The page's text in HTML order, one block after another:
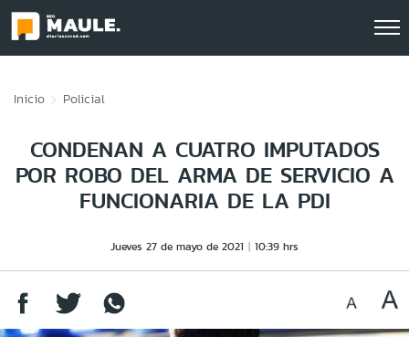
Inicio Policial
CONDENAN A CUATRO IMPUTADOS
POR ROBO DEL ARMA DE SERVICIO A
FUNCIONARIA DE LA PDI
Jueves 27 de mayo de 2021 10:39 hrs